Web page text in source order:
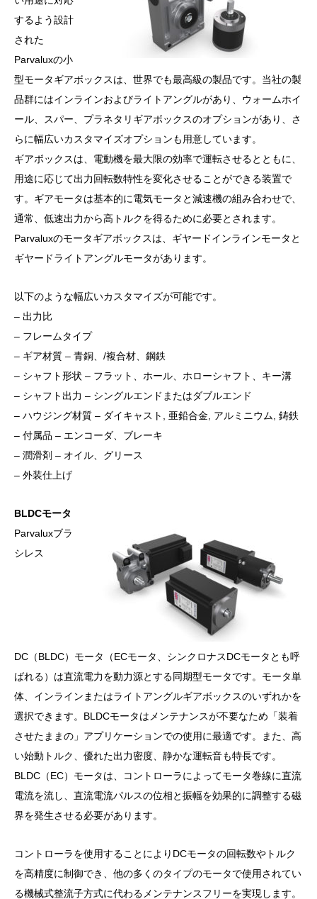
するよう設計
された
Parvaluxの小
型モータギアボックスは、世界でも最高級の製品です。当社の製
品群にはインラインおよびライトアングルがあり、ウォームホイ
ール、スパー、プラネタリギアボックスのオプションがあり、さ
らに幅広いカスタマイズオプションも用意しています。
ギアボックスは、電動機を最大限の効率で運転させるとともに、
用途に応じて出力回転数特性を変化させることができる装置で
す。ギアモータは基本的に電気モータと減速機の組み合わせで、
通常、低速出力から高トルクを得るために必要とされます。
Parvaluxのモータギアボックスは、ギヤードインラインモータと
ギヤードライトアングルモータがあります。
以下のような幅広いカスタマイズが可能です。
– 出力比
– フレームタイプ
– ギア材質 – 青銅、/複合材、鋼鉄
– シャフト形状 – フラット、ホール、ホローシャフト、キー溝
– シャフト出力 – シングルエンドまたはダブルエンド
– ハウジング材質 – ダイキャスト, 亜鉛合金, アルミニウム, 鋳鉄
– 付属品 – エンコーダ、ブレーキ
– 潤滑剤 – オイル、グリース
– 外装仕上げ
BLDCモータ
Parvaluxブラ
シレス
DC（BLDC）モータ（ECモータ、シンクロナスDCモータとも呼
ばれる）は直流電力を動力源とする同期型モータです。モータ単
体、インラインまたはライトアングルギアボックスのいずれかを
選択できます。BLDCモータはメンテナンスが不要なため「装着
させたままの」アプリケーションでの使用に最適です。また、高
い始動トルク、優れた出力密度、静かな運転音も特長です。
BLDC（EC）モータは、コントローラによってモータ巻線に直流
電流を流し、直流電流パルスの位相と振幅を効果的に調整する磁
界を発生させる必要があります。
コントローラを使用することによりDCモータの回転数やトルク
を高精度に制御でき、他の多くのタイプのモータで使用されてい
る機械式整流子方式に代わるメンテナンスフリーを実現します。